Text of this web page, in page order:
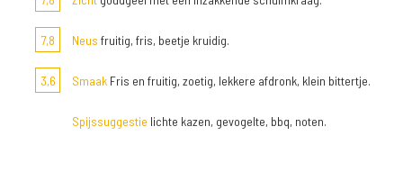
7,8 Neus fruitig, fris, beetje kruidig.
3,6 Smaak Fris en fruitig, zoetig, lekkere afdronk, klein bittertje.
Spijssuggestie lichte kazen, gevogelte, bbq, noten.